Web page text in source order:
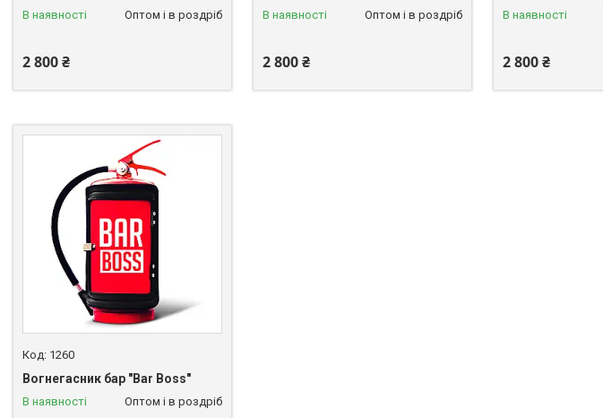
В наявності Оптом і в роздріб
2 800 ₴
В наявності Оптом і в роздріб
2 800 ₴
В наявності
2 800 ₴
1260
Вогнегасник бар "Bar Boss"
В наявності Оптом і в роздріб